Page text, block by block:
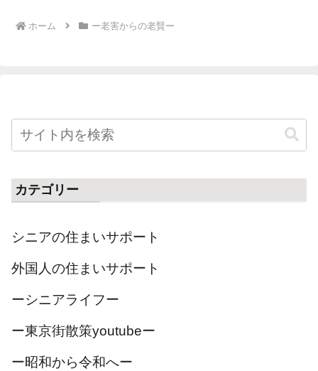
ホーム ー老害からの老賢ー
カテゴリー
シニアの住まいサポート
外国人の住まいサポート
ーシニアライフー
ー東京街散策youtubeー
ー昭和から令和へー